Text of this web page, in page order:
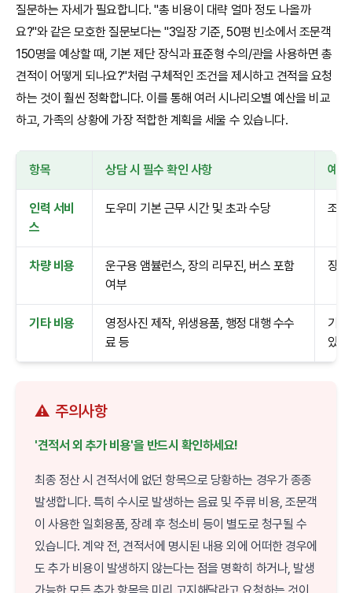
질문하는 자세가 필요합니다. "총 비용이 대략 얼마 정도 나올까
요?"와 같은 모호한 질문보다는 "3일장 기준, 50평 빈소에서 조문객
150명을 예상할 때, 기본 제단 장식과 표준형 수의/관을 사용하면 총
견적이 어떻게 되나요?"처럼 구체적인 조건을 제시하고 견적을 요청
하는 것이 훨씬 정확합니다. 이를 통해 여러 시나리오별 예산을 비교
하고, 가족의 상황에 가장 적합한 계획을 세울 수 있습니다.
항목 상담 시 필수 확인 사항 예상
인력 서비
스
도우미 기본 근무 시간 및 초과 수당 조문
차량 비용
운구용 앰뷸런스, 장의 리무진, 버스 포함
여부
장지
기타 비용
영정사진 제작, 위생용품, 행정 대행 수수
료 등
기
있음
⚠️ 주의사항
'견적서 외 추가 비용'을 반드시 확인하세요!
최종 정산 시 견적서에 없던 항목으로 당황하는 경우가 종종
발생합니다. 특히 수시로 발생하는 음료 및 주류 비용, 조문객
이 사용한 일회용품, 장례 후 청소비 등이 별도로 청구될 수
있습니다. 계약 전, 견적서에 명시된 내용 외에 어떠한 경우에
도 추가 비용이 발생하지 않는다는 점을 명확히 하거나, 발생